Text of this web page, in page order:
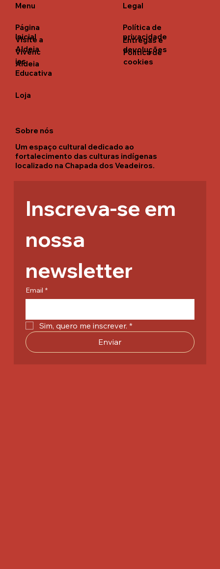
Inscreva-se em
nossa
newsletter
Email *
Sim, quero me inscrever. *
Enviar
Sobre nós
Um espaço cultural dedicado ao
fortalecimento das culturas indígenas
localizado na Chapada dos Veadeiros.
Menu
Página
Inicial
Visite a
Aldeia
Vivênc
ias
Aldeia
Educativa
Loja
Política de
cookies
Entregas e
devoluções
Política de
privacidade
Legal